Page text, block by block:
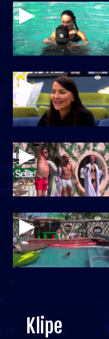
Klipe